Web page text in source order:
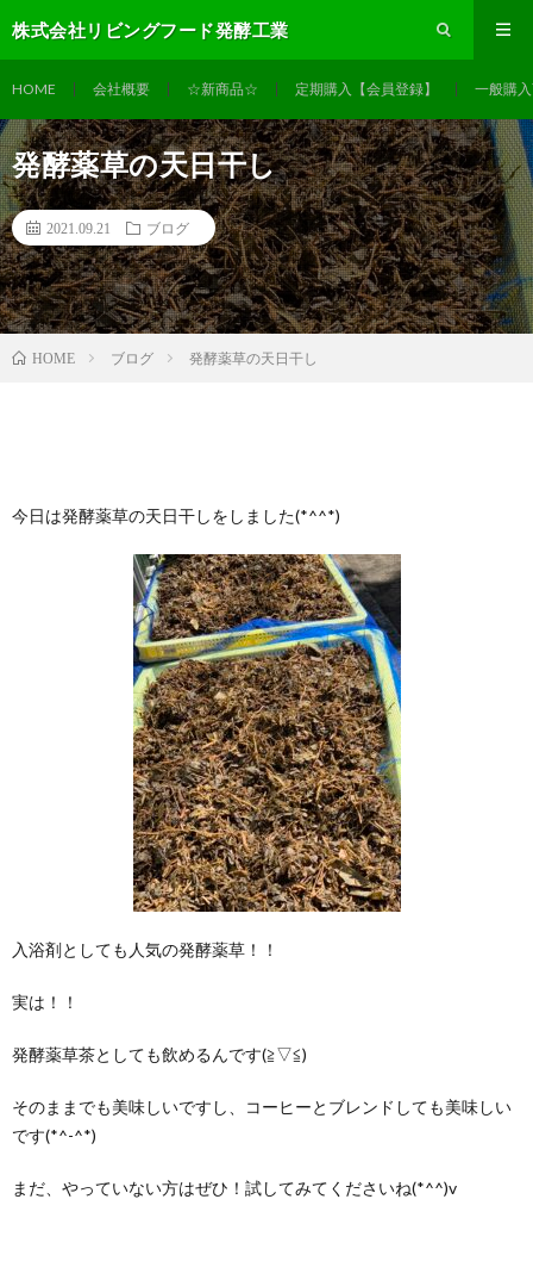
株式会社リビングフード発酵工業
HOME 会社概要 ☆新商品☆ 定期購入【会員登録】 一般購
発酵薬草の天日干し
2021.09.21 ブログ
HOME ブログ 発酵薬草の天日干し
今日は発酵薬草の天日干しをしました(*^^*)
入浴剤としても人気の発酵薬草！！
実は！！
発酵薬草茶としても飲めるんです(≧▽≦)
そのままでも美味しいですし、コーヒーとブレンドしても美味しい
です(*^-^*)
まだ、やっていない方はぜひ！試してみてくださいね(*^^)v